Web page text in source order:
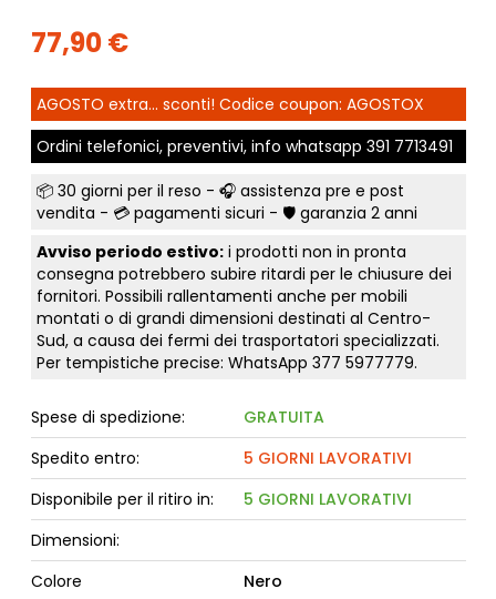
77,90 €
AGOSTO extra... sconti! Codice coupon: AGOSTOX
Ordini telefonici, preventivi, info whatsapp 391 7713491
📦 30 giorni per il reso - 🎧 assistenza pre e post
vendita - 💳 pagamenti sicuri - 🛡️ garanzia 2 anni
Avviso periodo estivo:i prodotti non in pronta
consegna potrebbero subire ritardi per le chiusure dei
fornitori. Possibili rallentamenti anche per mobili
montati o di grandi dimensioni destinati al Centro-
Sud, a causa dei fermi dei trasportatori specializzati.
Per tempistiche precise: WhatsApp 377 5977779.
Spese di spedizione:
GRATUITA
Spedito entro:
5 GIORNI LAVORATIVI
Disponibile per il ritiro in:
5 GIORNI LAVORATIVI
Dimensioni:
Colore
Nero